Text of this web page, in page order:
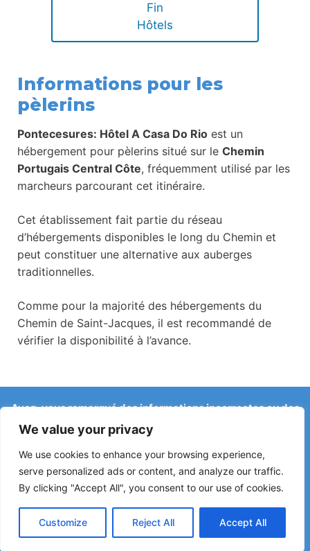
We value your privacy
We use cookies to enhance your browsing experience,
serve personalized ads or content, and analyze our traffic.
By clicking "Accept All", you consent to our use of cookies.
Customize Reject All Accept All
Fin
Hôtels
Informations pour les
pèlerins
Pontecesures: Hôtel A Casa Do Rio est un
hébergement pour pèlerins situé sur le Chemin
Portugais Central Côte, fréquemment utilisé par les
marcheurs parcourant cet itinéraire.
Cet établissement fait partie du réseau
d’hébergements disponibles le long du Chemin et
peut constituer une alternative aux auberges
traditionnelles.
Comme pour la majorité des hébergements du
Chemin de Saint-Jacques, il est recommandé de
vérifier la disponibilité à l’avance.
Avez-vous remarqué des informations incorrectes ou des
changements récents sur le Camino ?
Les signalements concernant des auberges fermées, des
inondations, des déviations, des travaux ou d’autres
changements aident à maintenir le guide à jour.
Si possible, indiquez l’étape concernée.